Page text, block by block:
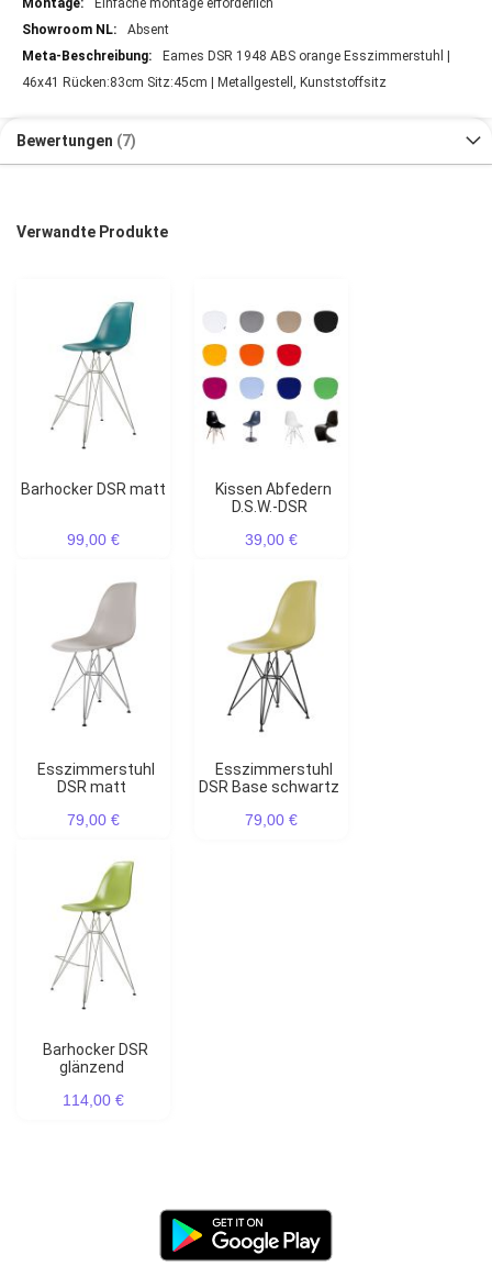
Einfache montage erforderlich
Absent
Eames DSR 1948 ABS orange Esszimmerstuhl |
46x41 Rücken:83cm Sitz:45cm | Metallgestell, Kunststoffsitz
Bewertungen 7
Verwandte Produkte
Barhocker DSR matt
99,00 €
Kissen Abfedern
D.S.W.-DSR
39,00 €
Esszimmerstuhl
DSR matt
79,00 €
Esszimmerstuhl
DSR Base schwartz
79,00 €
Barhocker DSR
glänzend
114,00 €